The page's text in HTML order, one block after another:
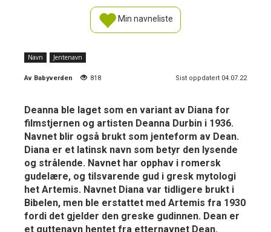
Min navneliste
Navn Jentenavn
Av Babyverden 818 Sist oppdatert 04.07.22
Deanna ble laget som en variant av Diana for
filmstjernen og artisten Deanna Durbin i 1936.
Navnet blir også brukt som jenteform av Dean.
Diana er et latinsk navn som betyr den lysende
og strålende. Navnet har opphav i romersk
gudelære, og tilsvarende gud i gresk mytologi
het Artemis. Navnet Diana var tidligere brukt i
Bibelen, men ble erstattet med Artemis fra 1930
fordi det gjelder den greske gudinnen. Dean er
et guttenavn hentet fra etternavnet Dean.